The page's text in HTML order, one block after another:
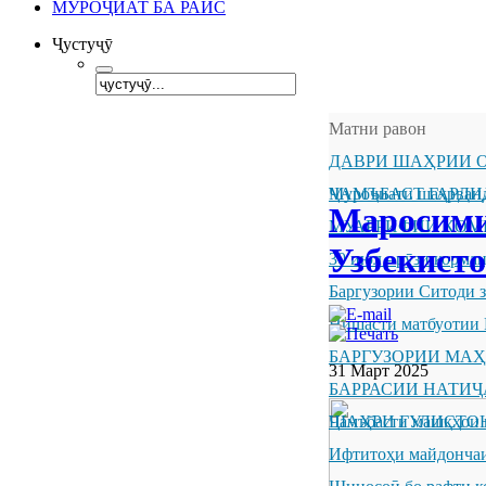
МУРОҶИАТ БА РАИС
Ҷустуҷӯ
Матни равон
ДАВРИ ШАҲРИИ
ҶАМЪБАСТ
Муроҷиати
МУАРРИФИИ
30 июл - рӯзи
Баргузории Ситоди
Нишасти матбуотии
БАРГУЗОРИИ
БАРРАСИИ
ШАҲРИ
Ҷамъбасти машқҳои
Ифтитоҳи
31 Март 2025